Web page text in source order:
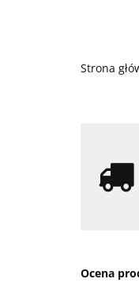
Serwis
Strona
Ocena